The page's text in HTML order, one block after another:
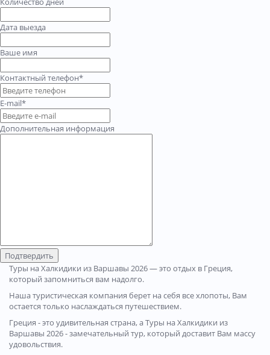
Дата выезда
Ваше имя
Контактный телефон*
E-mail*
Дополнительная информация
Подтвердить
Туры на Халкидики из Варшавы 2026 — это отдых в Греция,
который запомниться вам надолго.
Наша туристическая компания берет на себя все хлопоты, Вам
остается только наслаждаться путешествием.
Греция - это удивительная страна, а Туры на Халкидики из
Варшавы 2026 - замечательный тур, который доставит Вам массу
удовольствия.